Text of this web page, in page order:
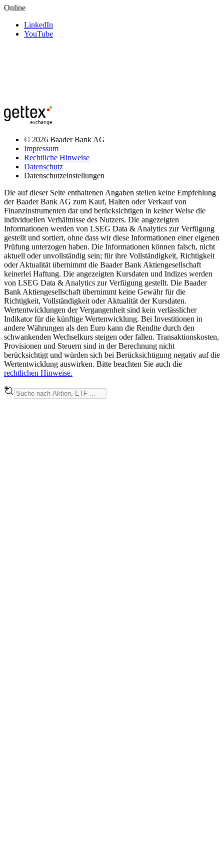
Online
LinkedIn
YouTube
© 2026 Baader Bank AG
Impressum
Rechtliche Hinweise
Datenschutz
Datenschutzeinstellungen
Die auf dieser Seite enthaltenen Angaben stellen keine Empfehlung
der Baader Bank AG zum Kauf, Halten oder Verkauf von
Finanzinstrumenten dar und berücksichtigen in keiner Weise die
individuellen Verhältnisse des Nutzers. Die angezeigten
Informationen werden von LSEG Data & Analytics zur Verfügung
gestellt und sortiert, ohne dass wir diese Informationen einer eigenen
Prüfung unterzogen haben. Die Informationen können falsch, nicht
aktuell oder unvollständig sein; für ihre Vollständigkeit, Richtigkeit
oder Aktualität übernimmt die Baader Bank Aktiengesellschaft
keinerlei Haftung. Die angezeigten Kursdaten und Indizes werden
von LSEG Data & Analytics zur Verfügung gestellt. Die Baader
Bank Aktiengesellschaft übernimmt keine Gewähr für die
Richtigkeit, Vollständigkeit oder Aktualität der Kursdaten.
Wertentwicklungen der Vergangenheit sind kein verlässlicher
Indikator für die künftige Wertenwicklung. Bei Investitionen in
andere Währungen als den Euro kann die Rendite durch den
schwankenden Wechselkurs steigen oder fallen. Transaktionskosten,
Provisionen und Steuern sind in der Berechnung nicht
berücksichtigt und würden sich bei Berücksichtigung negativ auf die
Wertentwicklung auswirken. Bitte beachten Sie auch die
rechtlichen Hinweise.